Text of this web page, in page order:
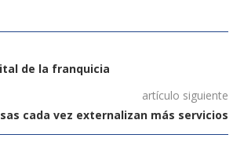
de la franquicia
artículo siguiente
cada vez externalizan más servicios